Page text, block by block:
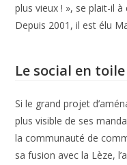
plus vieux ! », se plait-il à
Depuis 2001, il est élu
Le social en
Si le grand projet
plus visible de ses
la communauté de
sa fusion avec la Lèze,